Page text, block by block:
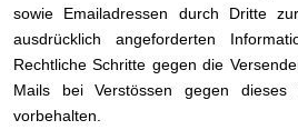
sowie Emailadressen durch Dritte
ausdrücklich angeforderten
Rechtliche Schritte gegen die
Mails bei Verstössen gegen dieses
vorbehalten.